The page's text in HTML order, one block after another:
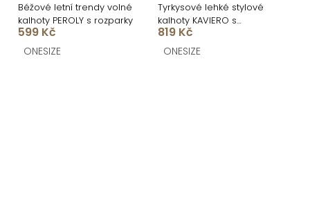
Béžové letní trendy volné
kalhoty PEROLY s rozparky
599 Kč
ONESIZE
Tyrkysové lehké stylové
kalhoty KAVIERO s
vysokým pasem
819 Kč
ONESIZE